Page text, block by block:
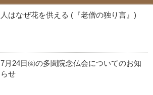
人はなぜ花を供える (『老僧の独り言』)
7月24日㈮の多聞院念仏会についてのお知
らせ